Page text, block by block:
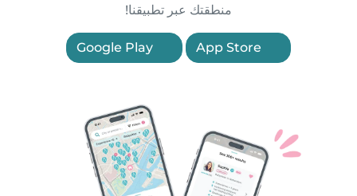
منطقتك عبر تطبيقنا!